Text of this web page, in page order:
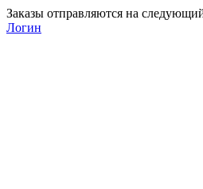
Заказы отправляются на
Логин